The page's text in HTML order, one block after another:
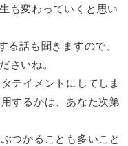
も変わっていくと思い
る話も聞きますので、
さいね。
テイメントにしてしま
するかは、あなた次第
つかることも多いこと